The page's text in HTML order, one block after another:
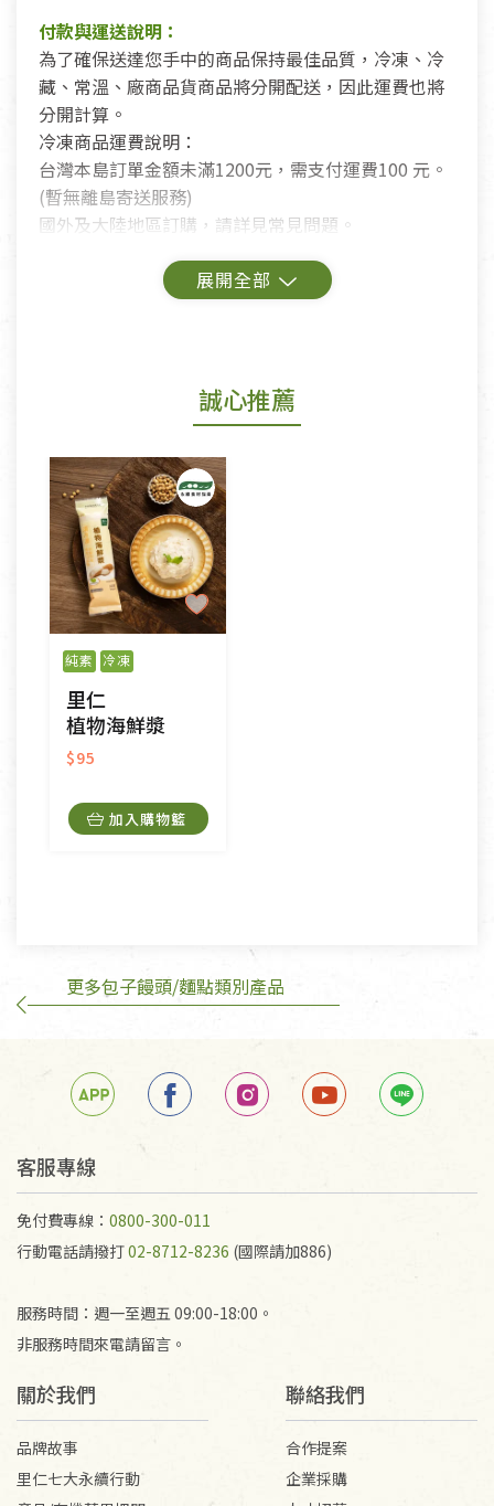
付款與運送說明：
為了確保送達您手中的商品保持最佳品質，冷凍、冷
藏、常溫、廠商品貨商品將分開配送，因此運費也將
分開計算。
冷凍商品運費說明：
台灣本島訂單金額未滿1200元，需支付運費100 元。
(暫無離島寄送服務)
國外及大陸地區訂購，請詳見常見問題。
鑑賞期商品說明：
若您購買的商品有下列「不適用七天鑑賞期商品」情
形者，除商品瑕疵以外，恕不接受退換貨.
依消保法之規定提供該商品七天免費鑑賞期(含例假
日)的服務，原則上若商品未經使用或被汙損(除商品
瑕疵)，一般皆可申請退換貨。
不適用七天鑑賞期商品：
以數位或電磁紀錄形式儲存之商品、易於變質或損壞
之商品、以及性質上無法或不適合退換之商品：如
CD、VCD、DVD、電腦軟體，若產品瑕疵無法讀取僅
接受原片換新。
衣飾鞋類-如T恤，如於送達後水洗或污損者。
美容保養用品、內衣褲、襪子、口罩等私人消耗性產
內衣褲、襪子、口罩個人衛生用品除商品本身有瑕疵
外,依據《通訊交易解除權合理例外情事適用準
誠心推薦
純素 冷凍
里仁
植物海鮮漿
$95
加入購物籃
更多包子饅頭/麵點類別產品
客服專線
免付費專線： 0800-300-011
行動電話請撥打02-8712-8236 (國際請加886)
服務時間：週一至週五 09:00-18:00。
非服務時間來電請留言。
關於我們
品牌故事
里仁七大永續行動
聯絡我們
合作提案
企業採購